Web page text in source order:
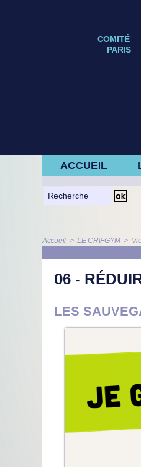
COMITÉ
PARIS
ACCUEIL
Accueil > LE CRIFGYM >
06 -
LES